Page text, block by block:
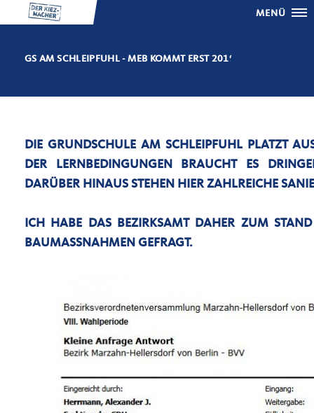
MENÜ
GS AM SCHLEIPFUHL - MEB KOMMT ERST 2019
DIE GRUNDSCHULE AM SCHLEIPFUHL PLATZT
DER LERNBEDINGUNGEN BRAUCHT ES
DARÜBER HINAUS STEHEN HIER ZAHLREICHE
ICH HABE DAS BEZIRKSAMT DAHER ZUM
BAUMASSNAHMEN GEFRAGT.